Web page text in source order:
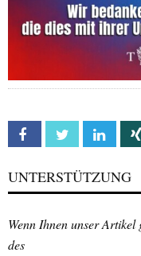
Facebook Twitter
UNTERSTÜTZUNG
Wenn Ihnen unser Artikel
des